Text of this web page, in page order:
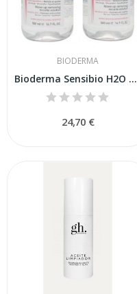
BIODERMA
Bioderma Sensibio H2O Agua Micelar 2 x 500ml
24,70 €